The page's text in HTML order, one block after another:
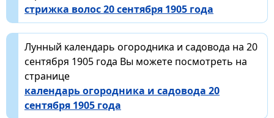
стрижка волос 20 сентября 1905 года
Лунный календарь огородника и садовода на 20
сентября 1905 года Вы можете посмотреть на
странице
календарь огородника и садовода 20
сентября 1905 года